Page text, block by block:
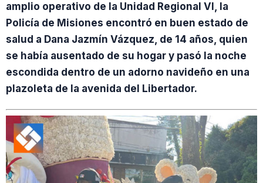
amplio operativo de la Unidad Regional VI, la
Policía de Misiones encontró en buen estado de
salud a Dana Jazmín Vázquez, de 14 años, quien
se había ausentado de su hogar y pasó la noche
escondida dentro de un adorno navideño en una
plazoleta de la avenida del Libertador.